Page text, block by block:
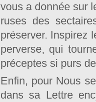
vous a donnée sur
ruses des
préserver. Inspirez
perverse, qui
préceptes si purs
Enfin, pour Nous
dans sa Lettre